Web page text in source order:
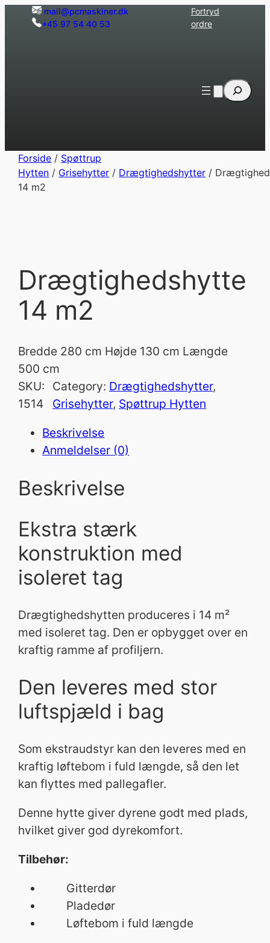
Spring mail@pcmaskiner.dk
+45 97 54 40 53
Fortryd
ordre
Søg
Forside / Spøttrup
Hytten / Grisehytter / Drægtighedshytter /
14 m2
Drægtighedshytte
14 m2
Bredde 280 cm Højde 130 cm Længde
500 cm
SKU:
1514
Category: Drægtighedshytter
Grisehytter, Spøttrup Hytten
Beskrivelse
Anmeldelser (0)
Beskrivelse
Ekstra stærk
konstruktion med
isoleret tag
Drægtighedshytten produceres i 14 m²
med isoleret tag. Den er opbygget over en
kraftig ramme af profiljern.
Den leveres med stor
luftspjæld i bag
Som ekstraudstyr kan den leveres med en
kraftig løftebom i fuld længde, så den let
kan flyttes med pallegafler.
Denne hytte giver dyrene godt med plads,
hvilket giver god dyrekomfort.
Tilbehør:
Gitterdør
Pladedør
Løftebom i fuld længde